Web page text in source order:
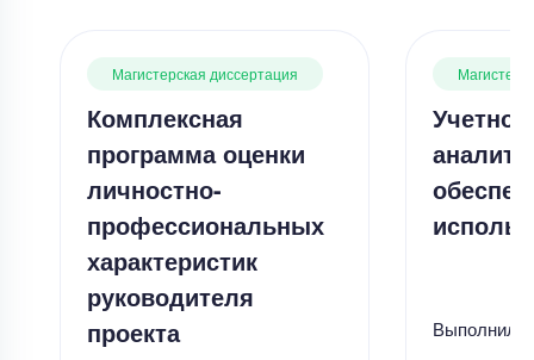
Магистерская диссертация
Комплексная
программа оценки
личностно-
профессиональных
характеристик
руководителя
проекта
Учетно-
Выполнил